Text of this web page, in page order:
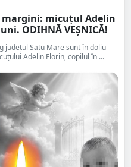
margini: micuțul Adelin
ODIHNĂ VEȘNICĂ!
județul Satu Mare sunt în doliu
Adelin Florin, copilul în ...